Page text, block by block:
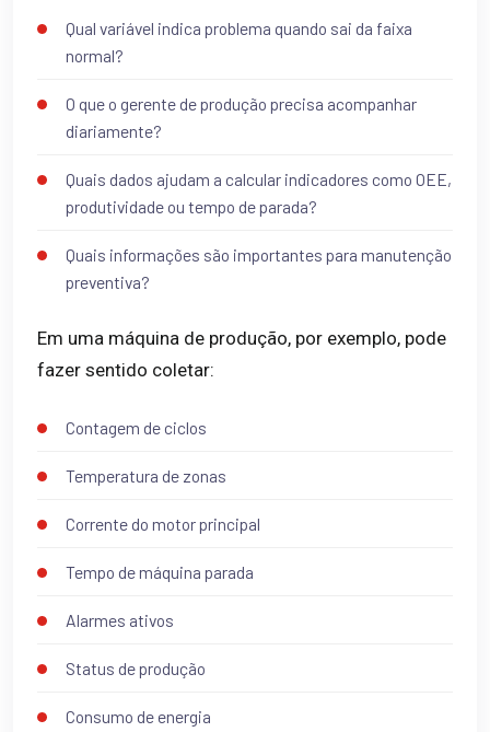
Qual variável indica problema quando sai da faixa
normal?
O que o gerente de produção precisa acompanhar
diariamente?
Quais dados ajudam a calcular indicadores como OEE,
produtividade ou tempo de parada?
Quais informações são importantes para manutenção
preventiva?
Em uma máquina de produção, por exemplo, pode
fazer sentido coletar:
Contagem de ciclos
Temperatura de zonas
Corrente do motor principal
Tempo de máquina parada
Alarmes ativos
Status de produção
Consumo de energia